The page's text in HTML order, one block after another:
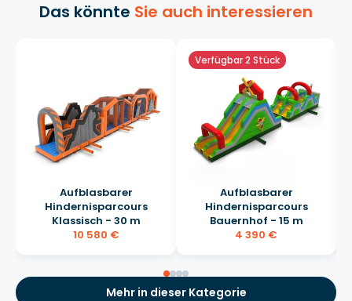
Das könnte Sie auch interessieren
Aufblasbarer
Hindernisparcours
Klassisch - 30 m
10 580 €
Verfügbar 2 Stück
Aufblasbarer
Hindernisparcours
Bauernhof - 15 m
4 390 €
Mehr in dieser Kategorie